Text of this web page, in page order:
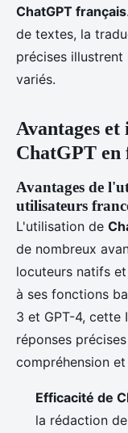
ChatGPT français
de textes, la
précises
variés.
Avantages et
ChatGPT en
Avantages de
utilisateurs
L'utilisation de
de nombreux
locuteurs natifs
à ses fonctions
3 et GPT-4, cette
réponses
compréhension
Efficacité de
la rédaction